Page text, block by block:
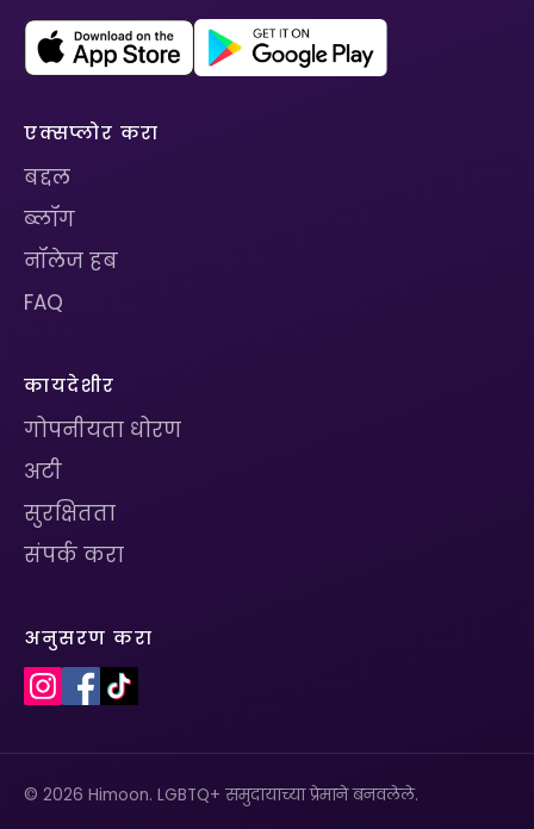
एक्सप्लोर करा
बद्दल
ब्लॉग
नॉलेज हब
FAQ
कायदेशीर
गोपनीयता धोरण
अटी
सुरक्षितता
संपर्क करा
अनुसरण करा
© 2026 Himoon. LGBTQ+ समुदायाच्या प्रेमाने बनवलेले.